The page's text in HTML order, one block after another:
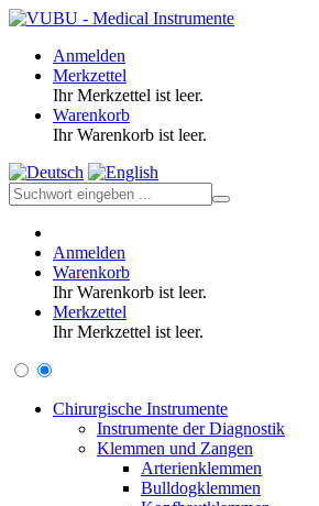
Anmelden
Merkzettel
Ihr Merkzettel ist leer.
Warenkorb
Ihr Warenkorb ist leer.
Anmelden
Warenkorb
Ihr Warenkorb ist leer.
Merkzettel
Ihr Merkzettel ist leer.
Chirurgische Instrumente
Instrumente der Diagnostik
Klemmen und Zangen
Arterienklemmen
Bulldogklemmen